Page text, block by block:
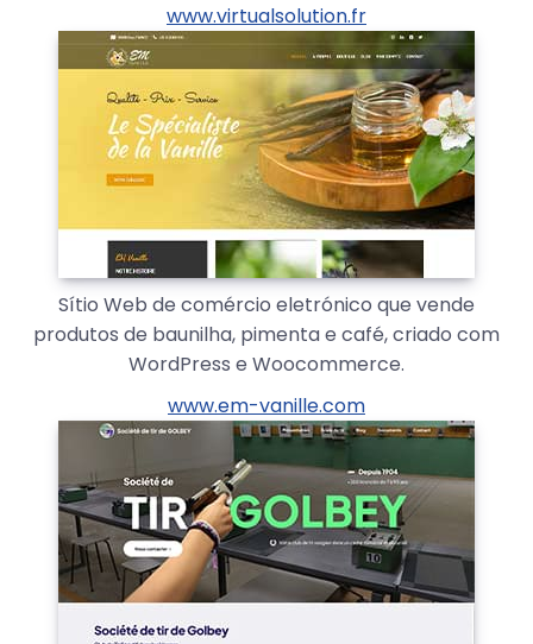
www.virtualsolution.fr
Sítio Web de comércio eletrónico que vende
produtos de baunilha, pimenta e café, criado com
WordPress e Woocommerce.
www.em-vanille.com